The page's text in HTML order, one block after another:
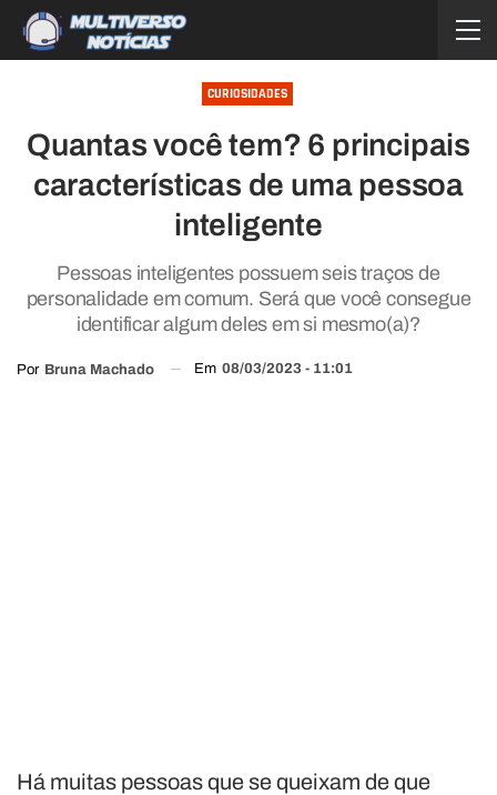
CURIOSIDADES
Quantas você tem? 6 principais
características de uma pessoa
inteligente
Pessoas inteligentes possuem seis traços de
personalidade em comum. Será que você consegue
identificar algum deles em si mesmo(a)?
Por Bruna Machado Em 08/03/2023 - 11:01
Há muitas pessoas que se queixam de que